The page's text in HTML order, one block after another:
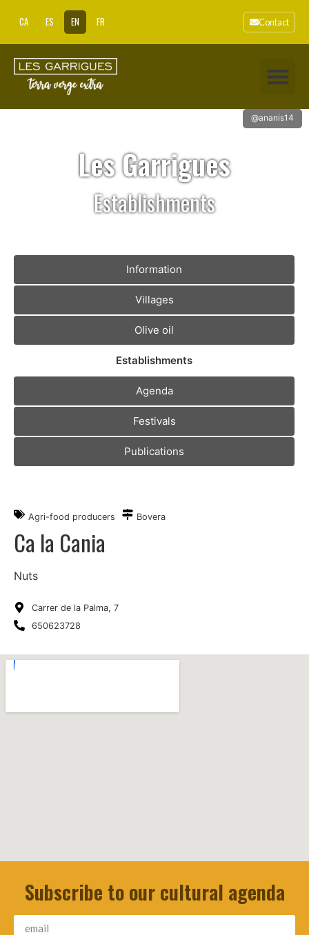
CA ES EN FR Contact
@ananis14
Les Garrigues
Establishments
Information
Villages
Olive oil
Establishments
Agenda
Festivals
Publications
Agri-food producers Bovera
Ca la Cania
Nuts
Carrer de la Palma, 7
650623728
Subscribe to our cultural agenda